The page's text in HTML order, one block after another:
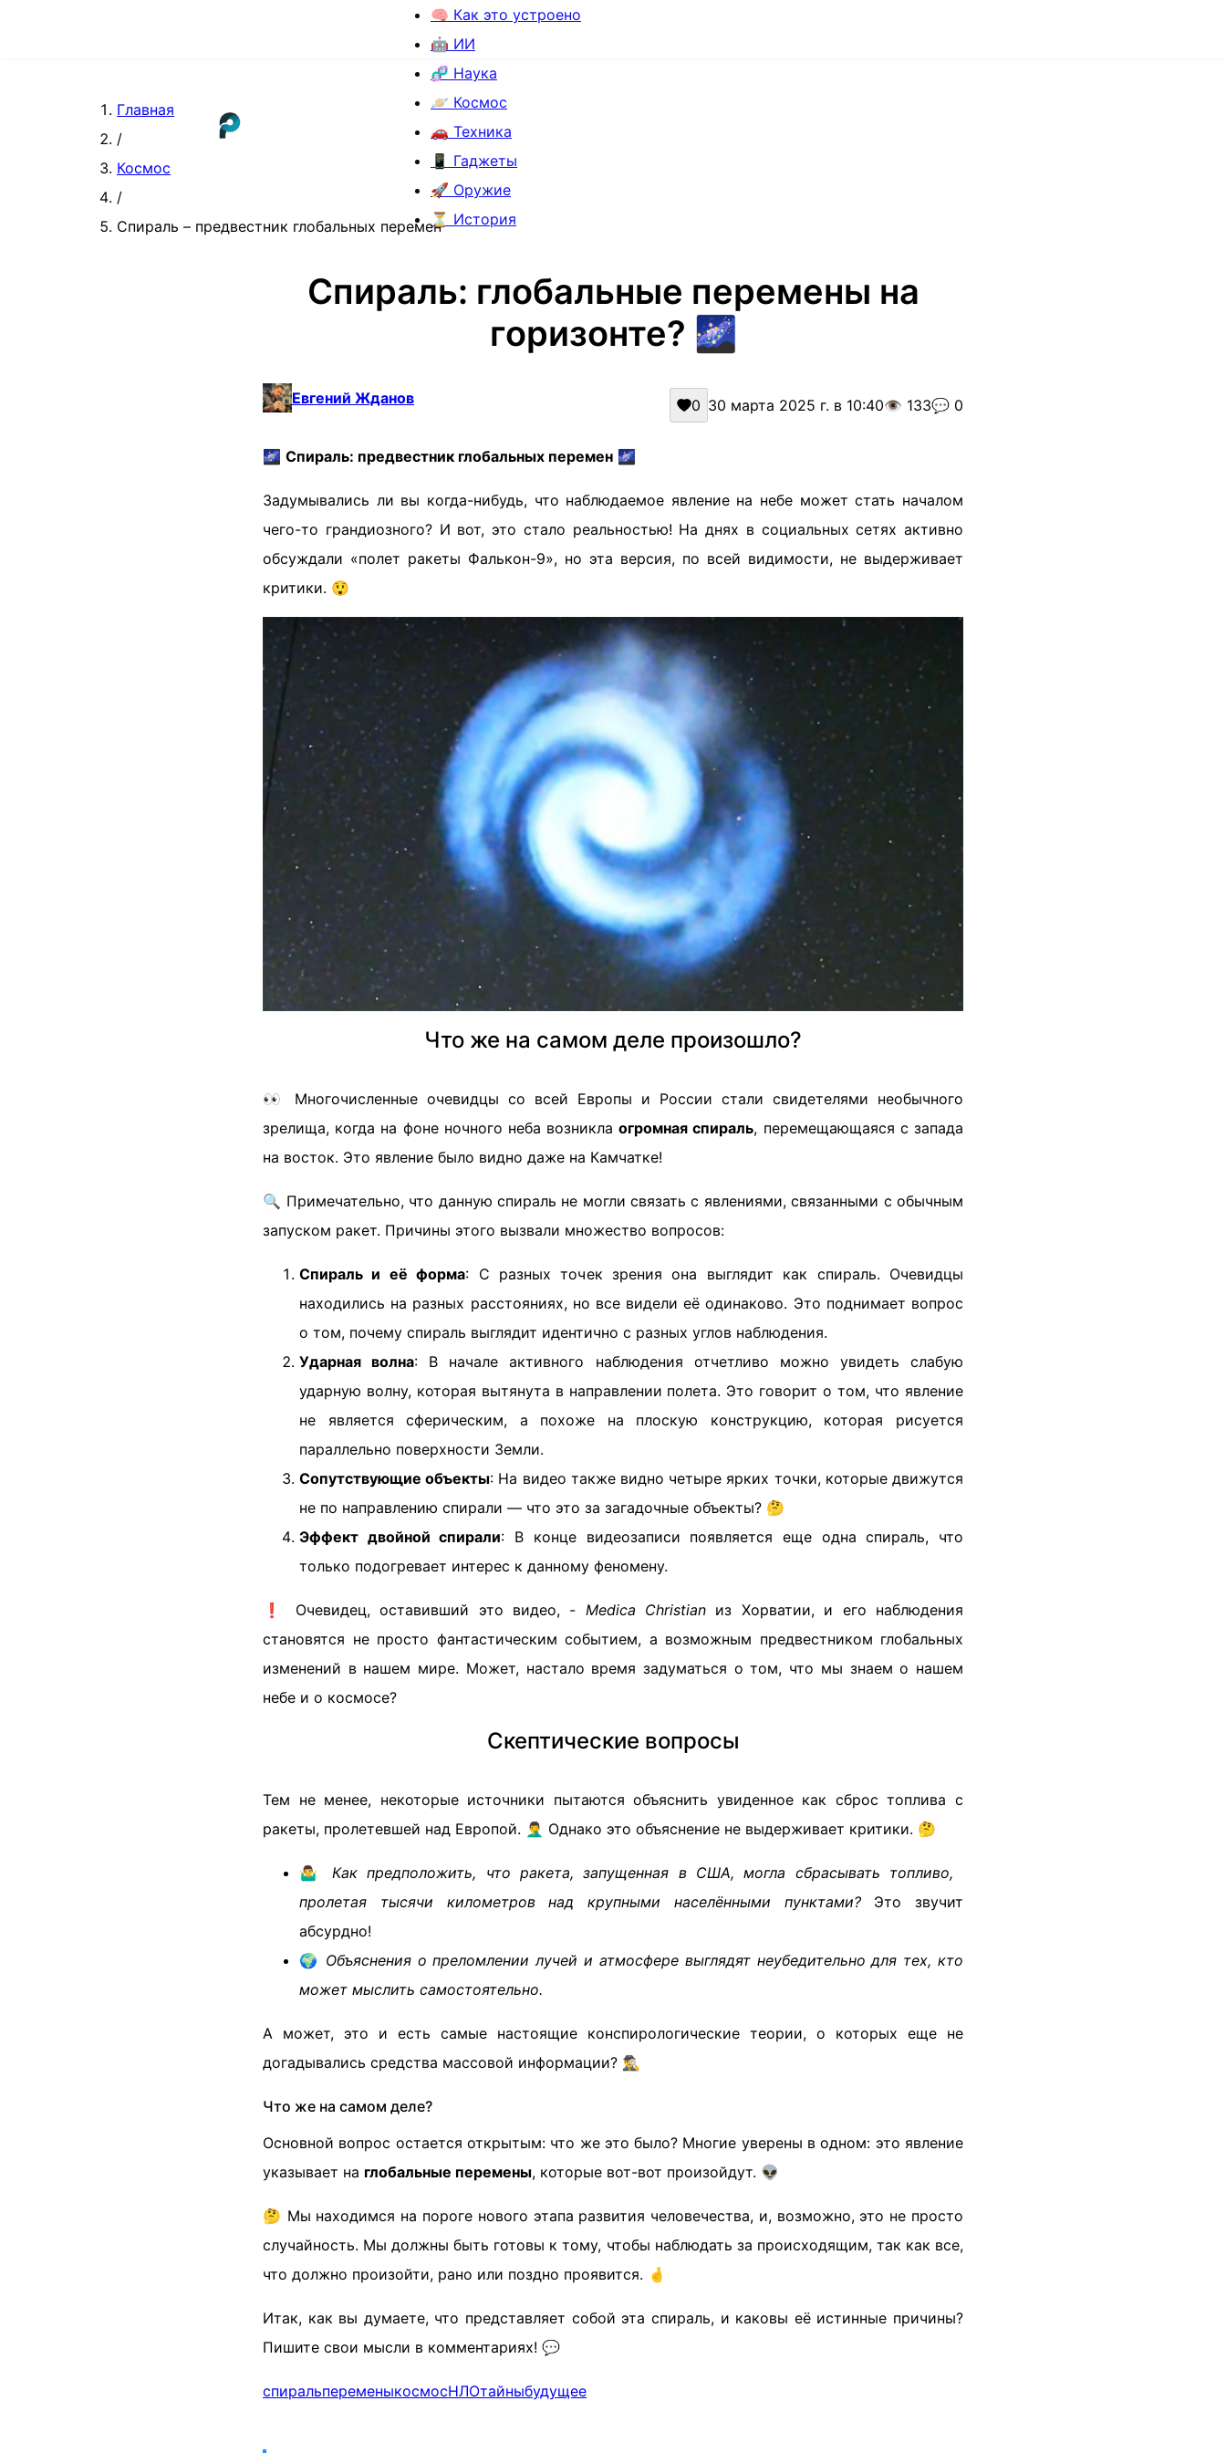
🧠 Как это устроено
🤖 ИИ
🧬 Наука
🪐 Космос
🚗 Техника
📱 Гаджеты
🚀 Оружие
⏳ История
Главная
/
Космос
/
Спираль – предвестник глобальных перемен
Спираль: глобальные перемены на
горизонте? 🌌
Евгений Жданов 0 30 марта 2025 г. в 10:40👁️ 133💬 0
🌌 Спираль: предвестник глобальных перемен 🌌
Задумывались ли вы когда-нибудь, что наблюдаемое явление на небе может стать началом
чего-то грандиозного? И вот, это стало реальностью! На днях в социальных сетях активно
обсуждали «полет ракеты Фалькон-9», но эта версия, по всей видимости, не выдерживает
критики. 😲
Что же на самом деле произошло?
👀 Многочисленные очевидцы со всей Европы и России стали свидетелями необычного
зрелища, когда на фоне ночного неба возниклаогромная спираль, перемещающаяся с запада
на восток. Это явление было видно даже на Камчатке!
🔍 Примечательно, что данную спираль не могли связать с явлениями, связанными с обычным
запуском ракет. Причины этого вызвали множество вопросов:
Спираль и её форма: С разных точек зрения она выглядит как спираль. Очевидцы
находились на разных расстояниях, но все видели её одинаково. Это поднимает вопрос
о том, почему спираль выглядит идентично с разных углов наблюдения.
Ударная волна: В начале активного наблюдения отчетливо можно увидеть слабую
ударную волну, которая вытянута в направлении полета. Это говорит о том, что явление
не является сферическим, а похоже на плоскую конструкцию, которая рисуется
параллельно поверхности Земли.
Сопутствующие объекты: На видео также видно четыре ярких точки, которые движутся
не по направлению спирали — что это за загадочные объекты? 🤔
Эффект двойной спирали: В конце видеозаписи появляется еще одна спираль, что
только подогревает интерес к данному феномену.
❗️ Очевидец, оставивший это видео, - Medica Christian из Хорватии, и его наблюдения
становятся не просто фантастическим событием, а возможным предвестником глобальных
изменений в нашем мире. Может, настало время задуматься о том, что мы знаем о нашем
небе и о космосе?
Скептические вопросы
Тем не менее, некоторые источники пытаются объяснить увиденное как сброс топлива с
ракеты, пролетевшей над Европой. 🤦‍♂️ Однако это объяснение не выдерживает критики. 🤔
🤷‍♂️ Как предположить, что ракета, запущенная в США, могла сбрасывать топливо,
пролетая тысячи километров над крупными населёнными пунктами?Это звучит
абсурдно!
🌍 Объяснения о преломлении лучей и атмосфере выглядят неубедительно для тех, кто
может мыслить самостоятельно.
А может, это и есть самые настоящие конспирологические теории, о которых еще не
догадывались средства массовой информации? 🕵️‍♂️
Что же на самом деле?
Основной вопрос остается открытым: что же это было? Многие уверены в одном: это явление
указывает на глобальные перемены, которые вот-вот произойдут. 👽
🤔 Мы находимся на пороге нового этапа развития человечества, и, возможно, это не просто
случайность. Мы должны быть готовы к тому, чтобы наблюдать за происходящим, так как все,
что должно произойти, рано или поздно проявится. 🤞
Итак, как вы думаете, что представляет собой эта спираль, и каковы её истинные причины?
Пишите свои мысли в комментариях! 💬
спиральпеременыкосмосНЛОтайныбудущее